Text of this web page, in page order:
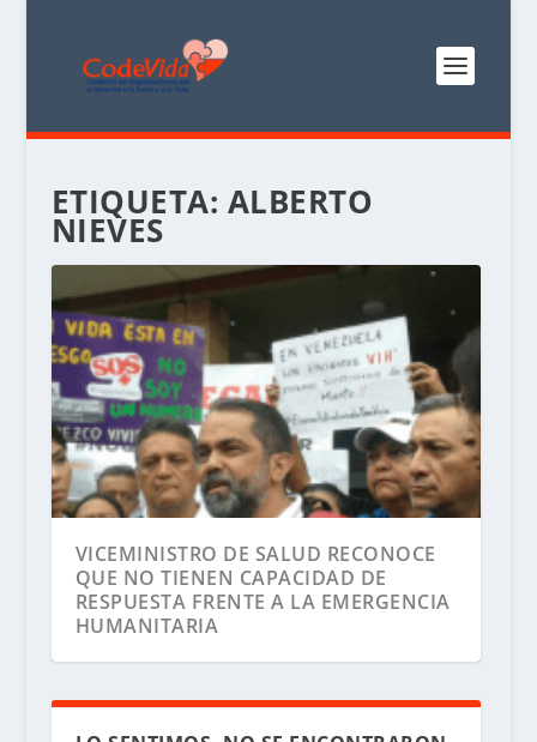
ETIQUETA: ALBERTO
NIEVES
VICEMINISTRO DE SALUD RECONOCE
QUE NO TIENEN CAPACIDAD DE
RESPUESTA FRENTE A LA EMERGENCIA
HUMANITARIA